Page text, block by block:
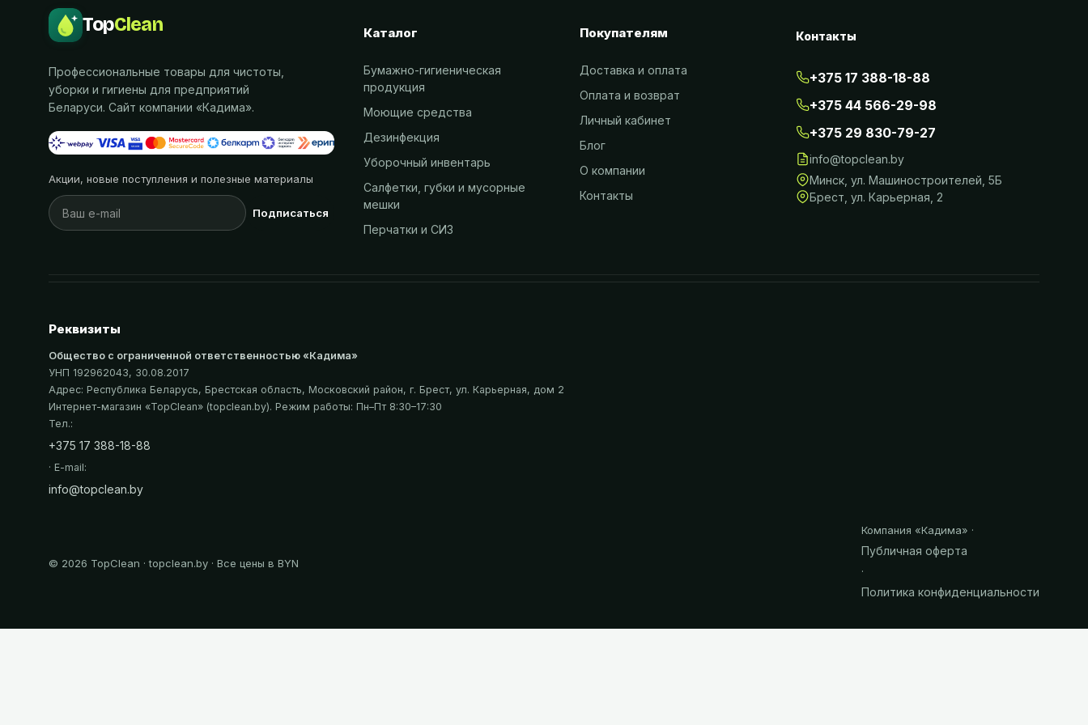
TopClean
Профессиональные товары для чистоты,
уборки и гигиены для предприятий
Беларуси. Сайт компании «Кадима».
Акции, новые поступления и полезные материалы
Подписаться
Каталог
Бумажно-гигиеническая
продукция
Моющие средства
Дезинфекция
Уборочный инвентарь
Салфетки, губки и мусорные
мешки
Перчатки и СИЗ
Покупателям
Доставка и оплата
Оплата и возврат
Личный кабинет
Блог
О компании
Контакты
Контакты
+375 17 388-18-88
+375 44 566-29-98
+375 29 830-79-27
info@topclean.by
Минск ,ул. Машиностроителей, 5Б
Брест ,ул. Карьерная, 2
Реквизиты
Общество с ограниченной ответственностью «Кадима»
УНП 192962043, 30.08.2017
Адрес: Республика Беларусь, Брестская область, Московский район, г. Брест, ул. Карьерная, дом 2
Интернет-магазин «TopClean» (topclean.by). Режим работы: Пн–Пт 8:30–17:30
Тел.:
+375 17 388-18-88
· E-mail:
info@topclean.by
© 2026 TopClean · topclean.by · Все цены в BYN
Компания «Кадима» ·
Публичная оферта
·
Политика конфиденциальности